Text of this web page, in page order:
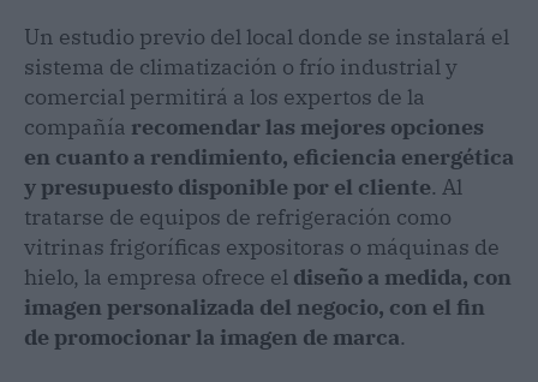
Un estudio previo del local donde se instalará el
sistema de climatización o frío industrial y
comercial permitirá a los expertos de la
compañía recomendar las mejores opciones
en cuanto a rendimiento, eficiencia energética
y presupuesto disponible por el cliente. Al
tratarse de equipos de refrigeración como
vitrinas frigoríficas expositoras o máquinas de
hielo, la empresa ofrece el diseño a medida, con
imagen personalizada del negocio, con el fin
de promocionar la imagen de marca.